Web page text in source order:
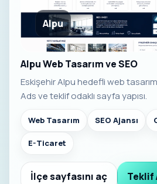
Alpu
Alpu Web Tasarım ve SEO
Eskişehir Alpu hedefli web
Ads ve teklif odaklı sayfa yapısı.
Web Tasarım SEO Ajansı
E-Ticaret
İlçe sayfasını aç Teklif